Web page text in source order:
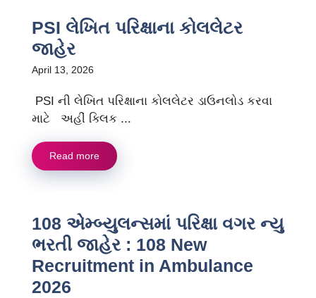
PSI લેખિત પરિક્ષાના કોલલેટર
જાહેર
April 13, 2026
PSI ની લેખિત પરિક્ષાના કોલલેટર ડાઉનલોડ કરવા
માટે અહીં ક્લિક ...
Read more
108 એમ્બ્યુલન્સમાં પરિક્ષા વગર ન્યુ
ભરતી જાહેર : 108 New
Recruitment in Ambulance
2026